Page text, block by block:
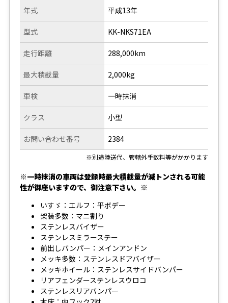
年式
型式
走行距離
平成13年
KK-NKS71EA
288,000km
最大積載量
車検
クラス
お問い合わせ番号
2,000kg
一時抹消
小型
2384
※別途陸送代、管轄外手数料等がかかります
※一時抹消の車両は登録時最大積載量が減トンされる可能
性が御座いますので、御注意下さい。※
いすゞ：エルフ：平ボデー
架装多数：マニ割り
ステンレスバイザー
ステンレスミラーステー
前出しバンパー：メインアンドン
メッキ多数：ステンレスドアバイザー
メッキホイール：ステンレスサイドバンパー
リアフェンダーステンレスウロコ
ステンレスリアバンパー